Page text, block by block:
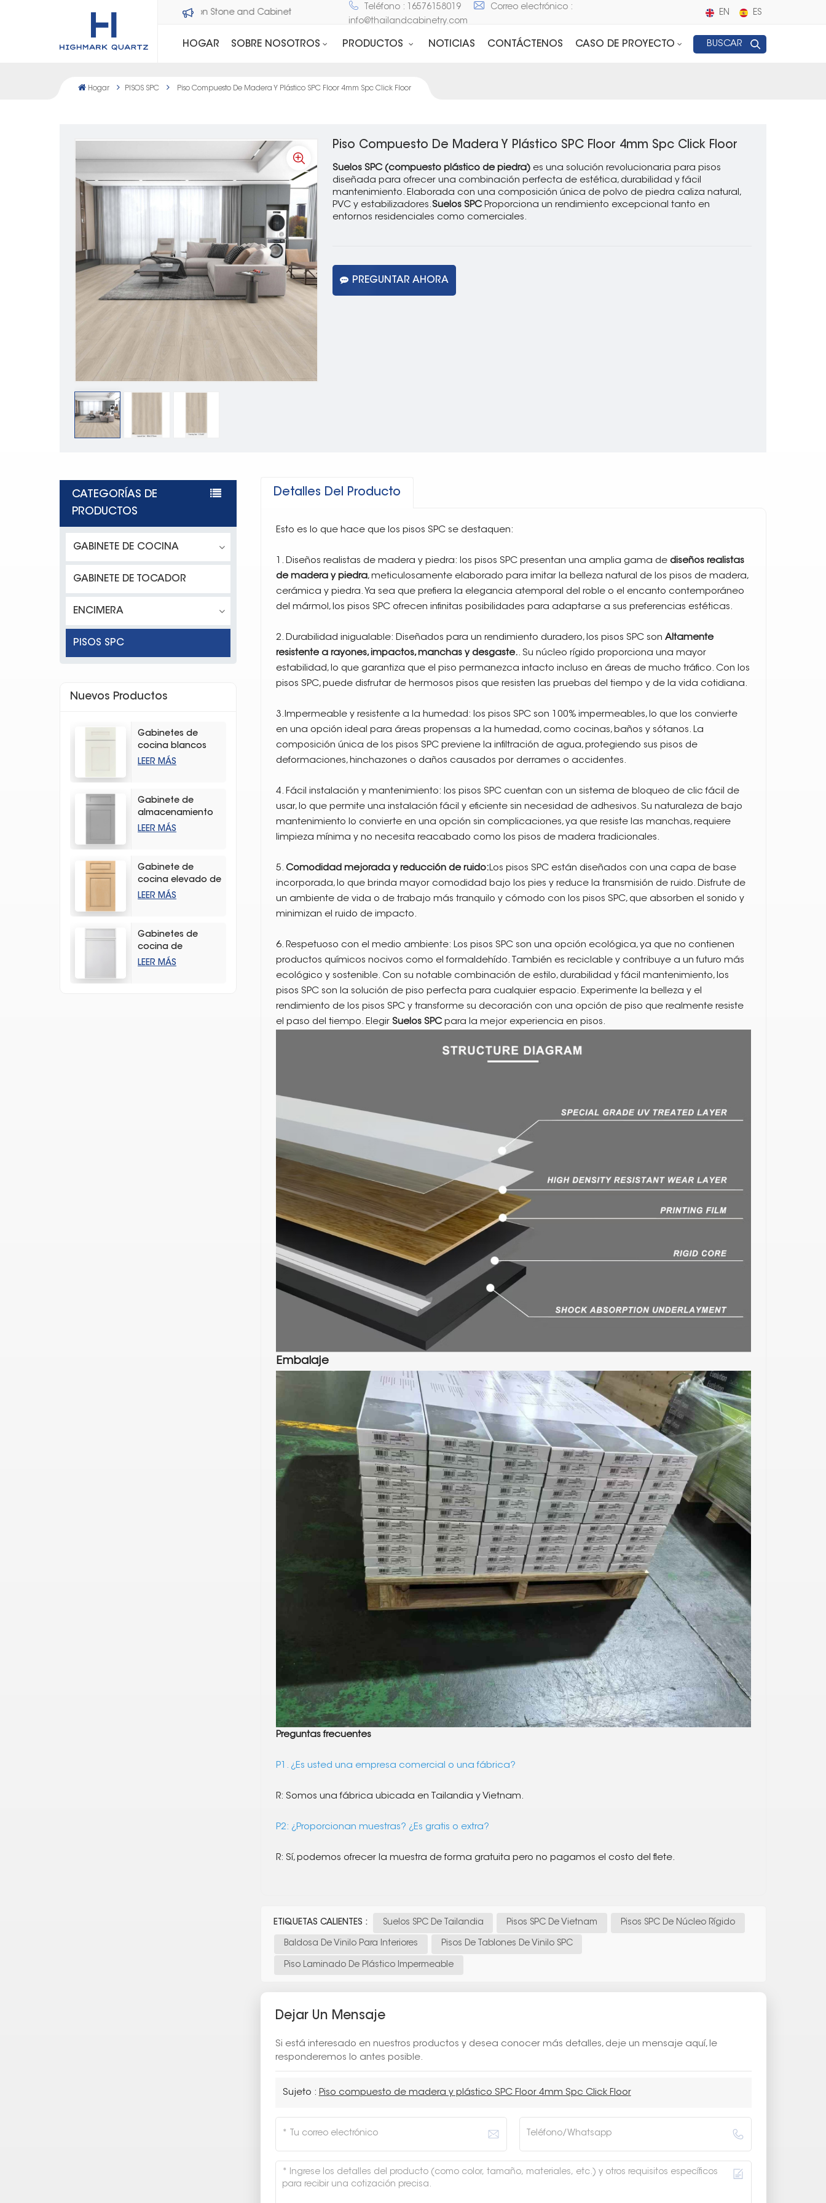
Bienvenido a Dawson Stone and Cabinet
Teléfono : 16576158019
Correo electrónico :
info@thailandcabinetry.com
EN ES
HOGAR SOBRE NOSOTROS PRODUCTOS NOTICIAS CONTÁCTENOS CASO DE PROYECTO BUSCAR
Hogar PISOS SPC Piso Compuesto De Madera Y Plástico SPC Floor 4mm Spc Click Floor
Piso Compuesto De Madera Y Plástico SPC Floor 4mm Spc Click Floor
Suelos SPC (compuesto plástico de piedra) es una solución revolucionaria para pisos
diseñada para ofrecer una combinación perfecta de estética, durabilidad y fácil
mantenimiento. Elaborada con una composición única de polvo de piedra caliza natural,
PVC y estabilizadores.Suelos SPCProporciona un rendimiento excepcional tanto en
entornos residenciales como comerciales.
PREGUNTAR AHORA
CATEGORÍAS DE
PRODUCTOS
GABINETE DE COCINA
GABINETE DE TOCADOR
ENCIMERA
PISOS SPC
Nuevos Productos
Gabinetes de
cocina blancos
modernos con
LEER MÁS
Gabinete de
almacenamiento
de cocina con
LEER MÁS
Gabinete de
cocina elevado de
madera dura
LEER MÁS
Gabinetes de
cocina de
almacenamiento
LEER MÁS
Detalles Del Producto
Esto es lo que hace que los pisos SPC se destaquen:
1. Diseños realistas de madera y piedra: los pisos SPC presentan una amplia gama de diseños realistas
de madera y piedra, meticulosamente elaborado para imitar la belleza natural de los pisos de madera,
cerámica y piedra. Ya sea que prefiera la elegancia atemporal del roble o el encanto contemporáneo
del mármol, los pisos SPC ofrecen infinitas posibilidades para adaptarse a sus preferencias estéticas.
2. Durabilidad inigualable: Diseñados para un rendimiento duradero, los pisos SPC son Altamente
resistente a rayones, impactos, manchas y desgaste.. Su núcleo rígido proporciona una mayor
estabilidad, lo que garantiza que el piso permanezca intacto incluso en áreas de mucho tráfico. Con los
pisos SPC, puede disfrutar de hermosos pisos que resisten las pruebas del tiempo y de la vida cotidiana.
3.Impermeable y resistente a la humedad: los pisos SPC son 100% impermeables, lo que los convierte
en una opción ideal para áreas propensas a la humedad, como cocinas, baños y sótanos. La
composición única de los pisos SPC previene la infiltración de agua, protegiendo sus pisos de
deformaciones, hinchazones o daños causados por derrames o accidentes.
4. Fácil instalación y mantenimiento: los pisos SPC cuentan con un sistema de bloqueo de clic fácil de
usar, lo que permite una instalación fácil y eficiente sin necesidad de adhesivos. Su naturaleza de bajo
mantenimiento lo convierte en una opción sin complicaciones, ya que resiste las manchas, requiere
limpieza mínima y no necesita reacabado como los pisos de madera tradicionales.
5. Comodidad mejorada y reducción de ruido:Los pisos SPC están diseñados con una capa de base
incorporada, lo que brinda mayor comodidad bajo los pies y reduce la transmisión de ruido. Disfrute de
un ambiente de vida o de trabajo más tranquilo y cómodo con los pisos SPC, que absorben el sonido y
minimizan el ruido de impacto.
6. Respetuoso con el medio ambiente: Los pisos SPC son una opción ecológica, ya que no contienen
productos químicos nocivos como el formaldehído. También es reciclable y contribuye a un futuro más
ecológico y sostenible. Con su notable combinación de estilo, durabilidad y fácil mantenimiento, los
pisos SPC son la solución de piso perfecta para cualquier espacio. Experimente la belleza y el
rendimiento de los pisos SPC y transforme su decoración con una opción de piso que realmente resiste
el paso del tiempo. Elegir Suelos SPCpara la mejor experiencia en pisos.
Embalaje
Preguntas frecuentes
P1. ¿Es usted una empresa comercial o una fábrica?
R: Somos una fábrica ubicada en Tailandia y Vietnam.
P2: ¿Proporcionan muestras? ¿Es gratis o extra?
R: Sí, podemos ofrecer la muestra de forma gratuita pero no pagamos el costo del flete.
ETIQUETAS CALIENTES : Suelos SPC De Tailandia Pisos SPC De Vietnam Pisos SPC De Núcleo Rígido
Baldosa De Vinilo Para Interiores Pisos De Tablones De Vinilo SPC
Piso Laminado De Plástico Impermeable
Dejar Un Mensaje
Si está interesado en nuestros productos y desea conocer más detalles, deje un mensaje aquí, le
responderemos lo antes posible.
Sujeto : Piso compuesto de madera y plástico SPC Floor 4mm Spc Click Floor